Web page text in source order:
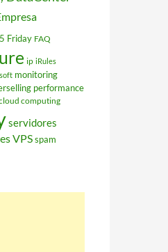
Friday FAQ
ip iRules
monitoring
performance
computing
servidores
VPSspam